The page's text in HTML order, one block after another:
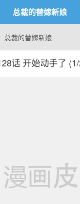
总裁的替嫁新娘
总裁的替嫁新娘
话 开始动手了 (